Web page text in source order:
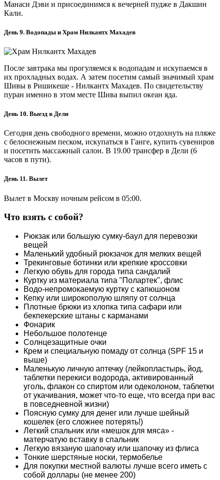
Манаси Дэви и присоединимся к вечерней пудже в Дакшин
Кали.
День 9. Водопады и Храм Нилкантх Махадев
После завтрака мы прогуляемся к водопадам и искупаемся в
их прохладных водах. А затем посетим самый значимый храм
Шивы в Ришикеше - Нилкантх Махадев. По свидетельству
пуран именно в этом месте Шива выпил океан яда.
День 10. Выезд в Дели
Сегодня день свободного времени, можно отдохнуть на пляже
с белоснежным песком, искупаться в Ганге, купить сувениров
и посетить массажный салон. В 19.00 трансфер в Дели (6
часов в пути).
День 11. Вылет
Вылет в Москву ночным рейсом в 05:00.
Что взять с собой?
Рюкзак или большую сумку-баул для перевозки
вещей
Маленький удобный рюкзачок для мелких вещей
Трекинговые ботинки или крепкие кроссовки
Легкую обувь для города типа сандалий
Куртку из материала типа "Полартек", флис
Водо-непромокаемую куртку с капюшоном
Кепку или широкополую шляпу от солнца
Плотные брюки из хлопка типа сафари или
бекпекерские штаны с карманами
Фонарик
Небольшое полотенце
Солнцезащитные очки
Крем и специальную помаду от солнца (SPF 15 и
выше)
Маленькую личную аптечку (лейкопластырь, йод,
таблетки перекиси водорода, активированный
уголь, флакон со спиртом или одеколоном, таблетки
от укачивания, может что-то еще, что всегда при вас
в повседневной жизни)
Поясную сумку для денег или лучше шейный
кошелек (его сложнее потерять!)
Легкий спальник или «мешок для мяса» -
матерчатую вставку в спальник
Легкую вязаную шапочку или шапочку из флиса
Тонкие шерстяные носки, термобелье
Для покупки местной валюты лучше всего иметь с
собой доллары (не менее 200)